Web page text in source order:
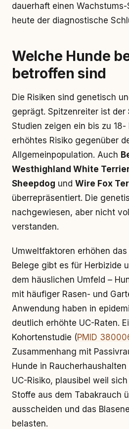
dauerhaft einen
heute der diagnostische
Welche Hunde
betroffen sind
Die Risiken sind genetisch
geprägt. Spitzenreiter ist der
Studien zeigen ein bis zu
erhöhtes Risiko gegenüber
Allgemeinpopulation. Auch
Westhighland White
Sheepdog und Wire Fox
überrepräsentiert. Die
nachgewiesen, aber nicht
verstanden.
Umweltfaktoren erhöhen
Belege gibt es für Herbizide
dem häuslichen Umfeld –
mit häufiger Rasen- und
Anwendung haben in
deutlich erhöhte UC-Raten.
Kohortenstudie (PMID
Zusammenhang mit
Hunde in
UC-Risiko, plausibel weil
Stoffe aus dem Tabakrauch
ausscheiden und das
belasten.